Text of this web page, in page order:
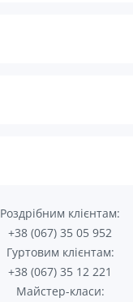
Роздрібним клієнтам:
+38 (067) 35 05 952
Гуртовим клієнтам:
+38 (067) 35 12 221
Майстер-класи: